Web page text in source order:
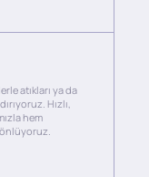
atıkları ya da
Hızlı,
hem